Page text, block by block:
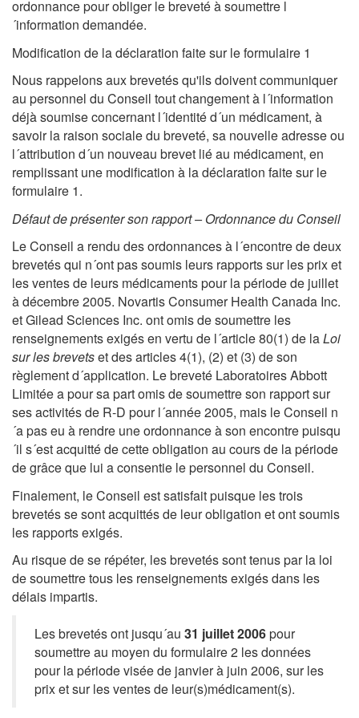
ordonnance pour obliger le breveté à soumettre l
´information demandée.
Modification de la déclaration faite sur le formulaire 1
Nous rappelons aux brevetés qu'ils doivent communiquer
au personnel du Conseil tout changement à l´information
déjà soumise concernant l´identité d´un médicament, à
savoir la raison sociale du breveté, sa nouvelle adresse ou
l´attribution d´un nouveau brevet lié au médicament, en
remplissant une modification à la déclaration faite sur le
formulaire 1.
Défaut de présenter son rapport – Ordonnance du Conseil
Le Conseil a rendu des ordonnances à l´encontre de deux
brevetés qui n´ont pas soumis leurs rapports sur les prix et
les ventes de leurs médicaments pour la période de juillet
à décembre 2005. Novartis Consumer Health Canada Inc.
et Gilead Sciences Inc. ont omis de soumettre les
renseignements exigés en vertu de l´article 80(1) de laLoi
sur les brevetset des articles 4(1), (2) et (3) de son
règlement d´application. Le breveté Laboratoires Abbott
Limitée a pour sa part omis de soumettre son rapport sur
ses activités de R-D pour l´année 2005, mais le Conseil n
´a pas eu à rendre une ordonnance à son encontre puisqu
´il s´est acquitté de cette obligation au cours de la période
de grâce que lui a consentie le personnel du Conseil.
Finalement, le Conseil est satisfait puisque les trois
brevetés se sont acquittés de leur obligation et ont soumis
les rapports exigés.
Au risque de se répéter, les brevetés sont tenus par la loi
de soumettre tous les renseignements exigés dans les
délais impartis.
Les brevetés ont jusqu´au 31 juillet 2006pour
soumettre au moyen du formulaire 2 les données
pour la période visée de janvier à juin 2006, sur les
prix et sur les ventes de leur(s)médicament(s).